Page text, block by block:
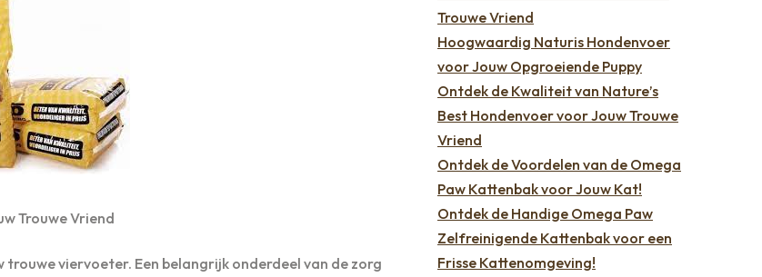
Trouwe Vriend
viervoeter. Een belangrijk onderdeel van de zorg
Trouwe Vriend
Hoogwaardig Naturis Hondenvoer
voor Jouw Opgroeiende Puppy
Ontdek de Kwaliteit van Nature’s
Best Hondenvoer voor Jouw Trouwe
Vriend
Ontdek de Voordelen van de Omega
Paw Kattenbak voor Jouw Kat!
Ontdek de Handige Omega Paw
Zelfreinigende Kattenbak voor een
Frisse Kattenomgeving!